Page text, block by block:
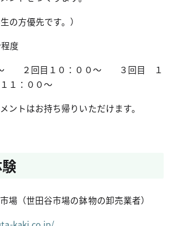
の方優先です。）
度
２回目１０：００～ ３回目 １
１：００～
ントはお持ち帰りいただけます。
場（世田谷市場の鉢物の卸売業者）